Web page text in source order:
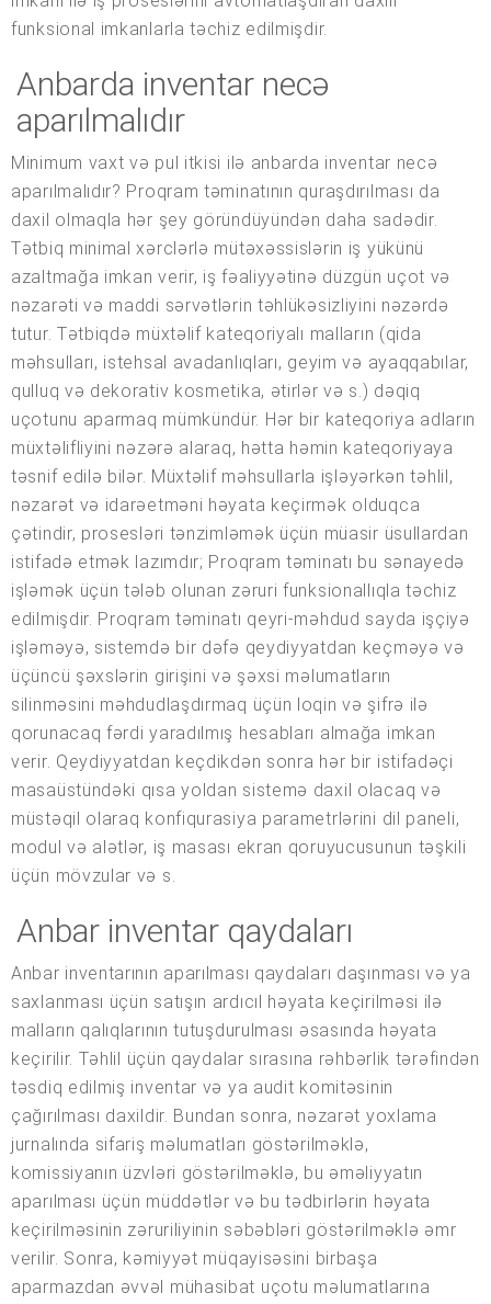
funksional imkanlarla təchiz edilmişdir.
Anbarda inventar necə
aparılmalıdır
Minimum vaxt və pul itkisi ilə anbarda inventar necə
aparılmalıdır? Proqram təminatının quraşdırılması da
daxil olmaqla hər şey göründüyündən daha sadədir.
Tətbiq minimal xərclərlə mütəxəssislərin iş yükünü
azaltmağa imkan verir, iş fəaliyyətinə düzgün uçot və
nəzarəti və maddi sərvətlərin təhlükəsizliyini nəzərdə
tutur. Tətbiqdə müxtəlif kateqoriyalı malların (qida
məhsulları, istehsal avadanlıqları, geyim və ayaqqabılar,
qulluq və dekorativ kosmetika, ətirlər və s.) dəqiq
uçotunu aparmaq mümkündür. Hər bir kateqoriya adların
müxtəlifliyini nəzərə alaraq, hətta həmin kateqoriyaya
təsnif edilə bilər. Müxtəlif məhsullarla işləyərkən təhlil,
nəzarət və idarəetməni həyata keçirmək olduqca
çətindir, prosesləri tənzimləmək üçün müasir üsullardan
istifadə etmək lazımdır; Proqram təminatı bu sənayedə
işləmək üçün tələb olunan zəruri funksionallıqla təchiz
edilmişdir. Proqram təminatı qeyri-məhdud sayda işçiyə
işləməyə, sistemdə bir dəfə qeydiyyatdan keçməyə və
üçüncü şəxslərin girişini və şəxsi məlumatların
silinməsini məhdudlaşdırmaq üçün loqin və şifrə ilə
qorunacaq fərdi yaradılmış hesabları almağa imkan
verir. Qeydiyyatdan keçdikdən sonra hər bir istifadəçi
masaüstündəki qısa yoldan sistemə daxil olacaq və
müstəqil olaraq konfiqurasiya parametrlərini dil paneli,
modul və alətlər, iş masası ekran qoruyucusunun təşkili
üçün mövzular və s.
Anbar inventar qaydaları
Anbar inventarının aparılması qaydaları daşınması və ya
saxlanması üçün satışın ardıcıl həyata keçirilməsi ilə
malların qalıqlarının tutuşdurulması əsasında həyata
keçirilir. Təhlil üçün qaydalar sırasına rəhbərlik tərəfindən
təsdiq edilmiş inventar və ya audit komitəsinin
çağırılması daxildir. Bundan sonra, nəzarət yoxlama
jurnalında sifariş məlumatları göstərilməklə,
komissiyanın üzvləri göstərilməklə, bu əməliyyatın
aparılması üçün müddətlər və bu tədbirlərin həyata
keçirilməsinin zəruriliyinin səbəbləri göstərilməklə əmr
verilir. Sonra, kəmiyyət müqayisəsini birbaşa
aparmazdan əvvəl mühasibat uçotu məlumatlarına